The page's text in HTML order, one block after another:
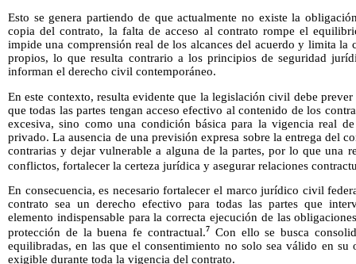
Esto se genera partiendo de que actualmente no existe la
copia del contrato, la falta de acceso al contrato rompe el
impide una comprensión real de los alcances del acuerdo y limita la
propios, lo que resulta contrario a los principios de seguridad
informan el derecho civil contemporáneo.
En este contexto, resulta evidente que la legislación civil debe
que todas las partes tengan acceso efectivo al contenido de los
excesiva, sino como una condición básica para la vigencia real
privado. La ausencia de una previsión expresa sobre la entrega del
contrarias y dejar vulnerable a alguna de la partes, por lo que una
conflictos, fortalecer la certeza jurídica y asegurar relaciones
En consecuencia, es necesario fortalecer el marco jurídico civil
contrato sea un derecho efectivo para todas las partes que
elemento indispensable para la correcta ejecución de las
protección de la buena fe contractual.7
Con ello se busca
equilibradas, en las que el consentimiento no solo sea válido en
exigible durante toda la vigencia del contrato.